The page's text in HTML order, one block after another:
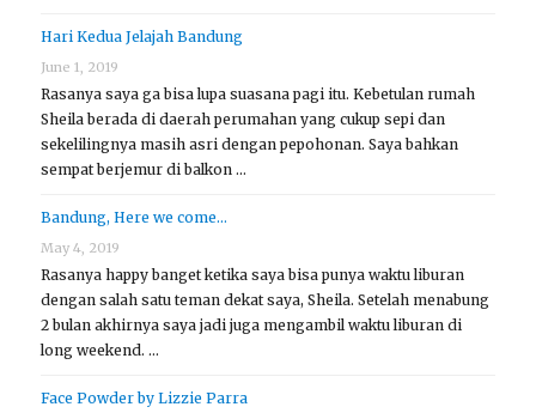
Hari Kedua Jelajah Bandung
June 1, 2019
Rasanya saya ga bisa lupa suasana pagi itu. Kebetulan rumah
Sheila berada di daerah perumahan yang cukup sepi dan
sekelilingnya masih asri dengan pepohonan. Saya bahkan
sempat berjemur di balkon …
Bandung, Here we come…
May 4, 2019
Rasanya happy banget ketika saya bisa punya waktu liburan
dengan salah satu teman dekat saya, Sheila. Setelah menabung
2 bulan akhirnya saya jadi juga mengambil waktu liburan di
long weekend. …
Face Powder by Lizzie Parra